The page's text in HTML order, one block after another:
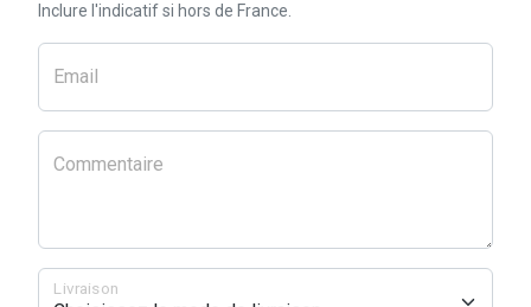
Inclure l'indicatif si hors de France.
Email
Commentaire
Livraison